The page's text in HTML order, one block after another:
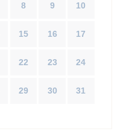
8 9 10
15 16 17
22 23 24
29 30 31